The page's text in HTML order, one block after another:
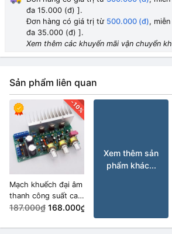
đa 15.000 (đ) ].
Đơn hàng có giá trị từ 500.000 (đ),
đa 35.000 (đ) ].
Xem thêm các khuyến mãi vận chuyển
Sản phẩm liên quan
-10%
Mạch khuếch đại âm
thanh công suất cao
TDA2050 +
187.000₫ 168.000₫
Xem thêm sản
phẩm khác...